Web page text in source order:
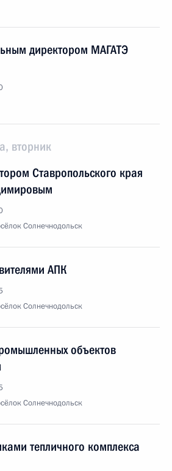
директором МАГАТЭ
вторник
Ставропольского края
Солнечнодольск
АПК
Солнечнодольск
объектов
Солнечнодольск
тепличного комплекса